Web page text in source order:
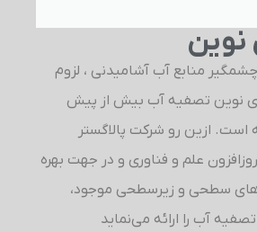
منابع آب آشامیدنی ، لزوم
تصفیه آب بیش از پیش
ازین رو شرکت پالاگستر
علم و فناوری و در جهت بهره
سطحی و زیرسطحی موجود،
آب را ارائه می‌نماید